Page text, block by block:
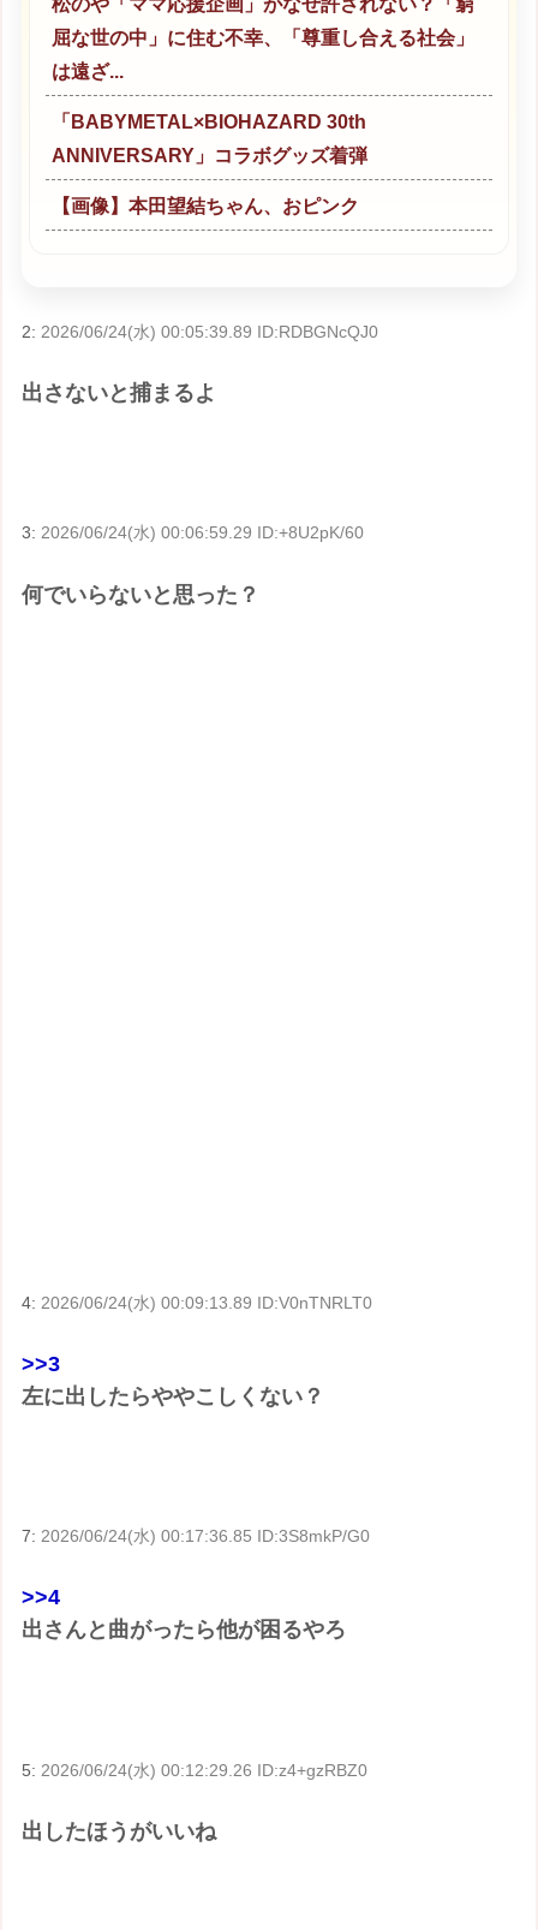
屈な世の中」に住む不幸、「尊重し合える社会」
は遠ざ...
「BABYMETAL×BIOHAZARD 30th
ANNIVERSARY」コラボグッズ着弾
【画像】本田望結ちゃん、おピンク
2: 2026/06/24(水) 00:05:39.89 ID:RDBGNcQJ0
出さないと捕まるよ
3:2026/06/24(水) 00:06:59.29 ID:+8U2pK/60
何でいらないと思った？
4: 2026/06/24(水) 00:09:13.89 ID:V0nTNRLT0
>>3
左に出したらややこしくない？
7:2026/06/24(水) 00:17:36.85 ID:3S8mkP/G0
>>4
出さんと曲がったら他が困るやろ
5: 2026/06/24(水) 00:12:29.26 ID:z4+gzRBZ0
出したほうがいいね